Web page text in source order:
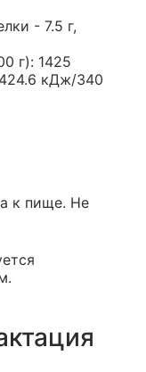
- 7.5 г,
г): 1425
кДж/340
к пище. Не